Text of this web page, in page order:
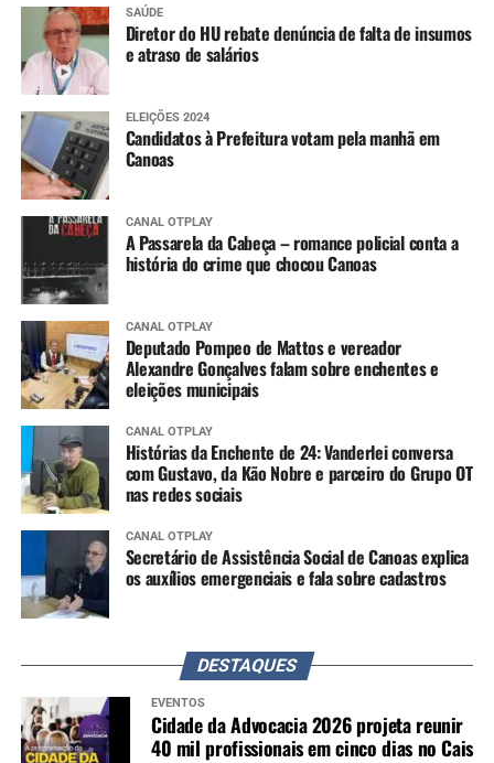
SAÚDE
Diretor do HU rebate denúncia de falta de insumos
e atraso de salários
ELEIÇÕES 2024
Candidatos à Prefeitura votam pela manhã em
Canoas
CANAL OTPLAY
A Passarela da Cabeça – romance policial conta a
história do crime que chocou Canoas
CANAL OTPLAY
Deputado Pompeo de Mattos e vereador
Alexandre Gonçalves falam sobre enchentes e
eleições municipais
CANAL OTPLAY
Histórias da Enchente de 24: Vanderlei conversa
com Gustavo, da Kão Nobre e parceiro do Grupo OT
nas redes sociais
CANAL OTPLAY
Secretário de Assistência Social de Canoas explica
os auxílios emergenciais e fala sobre cadastros
DESTAQUES
EVENTOS
Cidade da Advocacia 2026 projeta reunir
40 mil profissionais em cinco dias no Cais